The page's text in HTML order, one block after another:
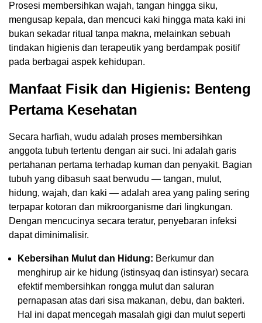
Prosesi membersihkan wajah, tangan hingga siku,
mengusap kepala, dan mencuci kaki hingga mata kaki ini
bukan sekadar ritual tanpa makna, melainkan sebuah
tindakan higienis dan terapeutik yang berdampak positif
pada berbagai aspek kehidupan.
Manfaat Fisik dan Higienis: Benteng
Pertama Kesehatan
Secara harfiah, wudu adalah proses membersihkan
anggota tubuh tertentu dengan air suci. Ini adalah garis
pertahanan pertama terhadap kuman dan penyakit. Bagian
tubuh yang dibasuh saat berwudu — tangan, mulut,
hidung, wajah, dan kaki — adalah area yang paling sering
terpapar kotoran dan mikroorganisme dari lingkungan.
Dengan mencucinya secara teratur, penyebaran infeksi
dapat diminimalisir.
Kebersihan Mulut dan Hidung: Berkumur dan
menghirup air ke hidung (istinsyaq dan istinsyar) secara
efektif membersihkan rongga mulut dan saluran
pernapasan atas dari sisa makanan, debu, dan bakteri.
Hal ini dapat mencegah masalah gigi dan mulut seperti